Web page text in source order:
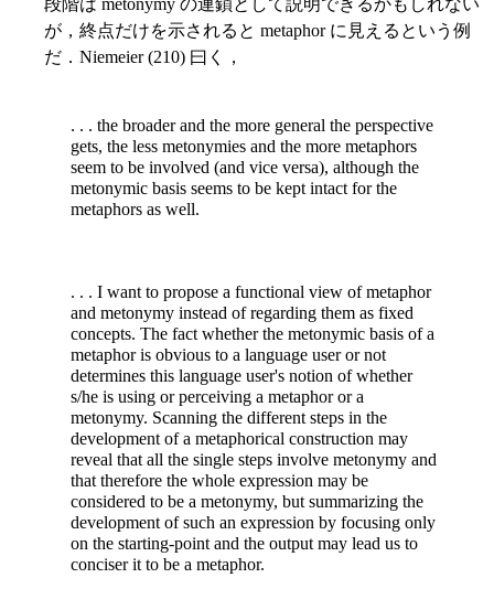
段階は metonymy の連鎖として説明できるかもしれない
が，終点だけを示されると metaphor に見えるという例
だ．Niemeier (210) 曰く，
. . . the broader and the more general the perspective
gets, the less metonymies and the more metaphors
seem to be involved (and vice versa), although the
metonymic basis seems to be kept intact for the
metaphors as well.
. . . I want to propose a functional view of metaphor
and metonymy instead of regarding them as fixed
concepts. The fact whether the metonymic basis of a
metaphor is obvious to a language user or not
determines this language user's notion of whether
s/he is using or perceiving a metaphor or a
metonymy. Scanning the different steps in the
development of a metaphorical construction may
reveal that all the single steps involve metonymy and
that therefore the whole expression may be
considered to be a metonymy, but summarizing the
development of such an expression by focusing only
on the starting-point and the output may lead us to
conciser it to be a metaphor.